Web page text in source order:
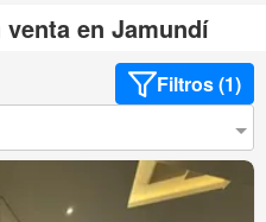
en Jamundí
Filtros (1)